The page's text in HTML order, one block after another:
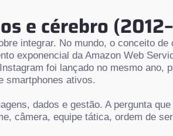
e cérebro
integrar. No mundo, o conceito de
exponencial da Amazon Web
foi lançado no mesmo ano,
smartphones ativos.
dados e gestão. A pergunta
câmera, equipe tática, ordem de